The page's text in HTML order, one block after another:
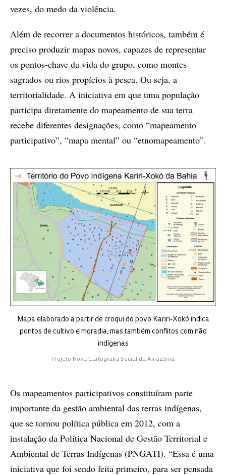
vezes, do medo da violência.
Além de recorrer a documentos históricos, também é
preciso produzir mapas novos, capazes de representar
os pontos-chave da vida do grupo, como montes
sagrados ou rios propícios à pesca. Ou seja, a
territorialidade. A iniciativa em que uma população
participa diretamente do mapeamento de sua terra
recebe diferentes designações, como “mapeamento
participativo”, “mapa mental” ou “etnomapeamento”.
Mapa elaborado a partir de croqui do povo Kariri-Xokó indica
pontos de cultivo e moradia, mas também conflitos com não
indígenas
Projeto Nova Cartografia Social da Amazônia
Os mapeamentos participativos constituíram parte
importante da gestão ambiental das terras indígenas,
que se tornou política pública em 2012, com a
instalação da Política Nacional de Gestão Territorial e
Ambiental de Terras Indígenas (PNGATI). “Essa é uma
iniciativa que foi sendo feita primeiro, para ser pensada